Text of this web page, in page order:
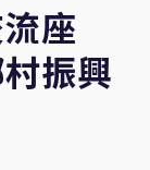
座
振興